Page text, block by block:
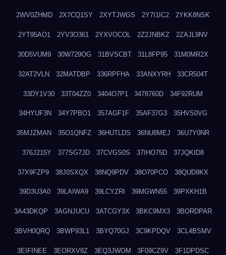
2WV0ZHMD 2X7CQ1SY 2XYTJWGS 2Y7I1IC2 2YKK8NSK
2YT95AO1 2YV3O361 2YXVOCOL 2Z2JNBKZ 2ZAJL9NV
30D5VUM9 30W729OG 31BVSCBT 31L8FP95 31M0MR2X
32AT2VLN 32MATDBP 336RPFHA 33ANXYRH 33CR504T
33DY1V30 33T04ZZ0 3404O7P1 3478760D 34F92RUM
34HYUF3N 34Y7PBO1 357AGF1F 35AF37G3 35HVS0VG
35MJZMAN 35O1QNFZ 36HUTLDS 36NU8MEJ 36U7Y0NR
376J215Y 377SG7JD 37CVGS0S 37IHO75D 37JQKID8
37X9FZP9 38J0SXQX 38NQ9PDV 38O70PCO 38QUD9KX
39D3U3A0 39LAIWA9 39LCYZRI 39MGWN55 39PXKH1B
3A43DKQP 3AGNJUCU 3ATCGY3X 3BKC9MX3 3BORDPAR
3BVH0QRQ 3BWP93L1 3BYQ70GJ 3C9KPDQV 3CL4BSMV
3EIFINEE 3EORXV8Z 3EQ3JWOM 3F09CZ9V 3F1DPDSC